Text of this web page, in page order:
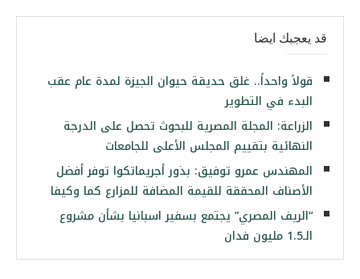
قد يعجبك ايضا
قولاً واحداً.. غلق حديقة حيوان الجيزة لمدة عام عقب
البدء في التطوير
الزراعة: المجلة المصرية للبحوث تحصل على الدرجة
النهائية بتقييم المجلس الأعلى للجامعات
المهندس عمرو توفيق: بذور أجريماتكوا توفر أفضل
الأصناف المحققة للقيمة المضافة للمزارع كما وكيفا
“الريف المصري” يجتمع بسفير اسبانيا بشأن مشروع
الـ1.5 مليون فدان